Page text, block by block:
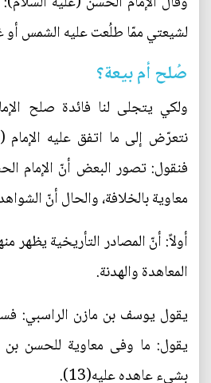
لشيعتي ممّا طلُعت عليه الشمس أو
صُلح أم بيعة؟
ولكي يتجلى لنا فائدة صلح
نتعرّض إلى ما اتفق عليه الإمام
فنقول: تصور البعض أنّ الإمام
معاوية بالخلافة، والحال أنّ
أولاً: أنّ المصادر التأريخية يظهر
المعاهدة والهدنة.
يقول يوسف بن مازن الراسبي:
يقول: ما وفى معاوية للحسن
بشيء عاهده عليه(13).